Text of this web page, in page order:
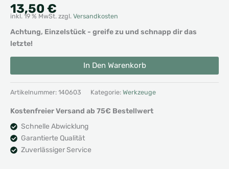
13,50 €
inkl. 19 % MwSt. zzgl. Versandkosten
Achtung, Einzelstück - greife zu und schnapp dir das
letzte!
Bürste
Shot
Menge
In Den Warenkorb
Alternative:
Artikelnummer: 140603 Kategorie: Werkzeuge
Kostenfreier Versand ab 75€ Bestellwert
Schnelle Abwicklung
Garantierte Qualität
Zuverlässiger Service